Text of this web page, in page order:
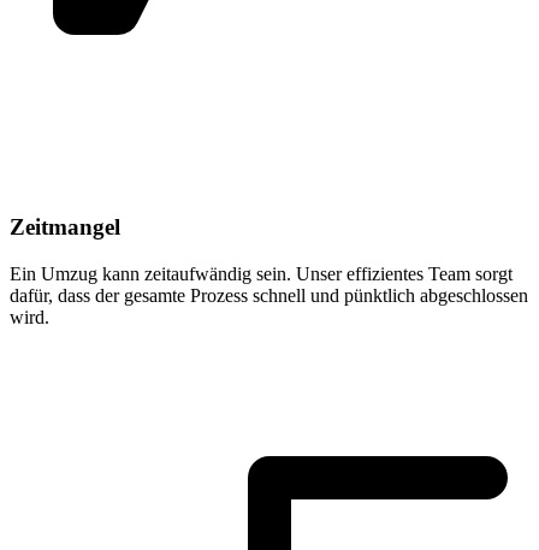
Zeitmangel
Ein Umzug kann zeitaufwändig sein. Unser effizientes Team sorgt
dafür, dass der gesamte Prozess schnell und pünktlich abgeschlossen
wird.